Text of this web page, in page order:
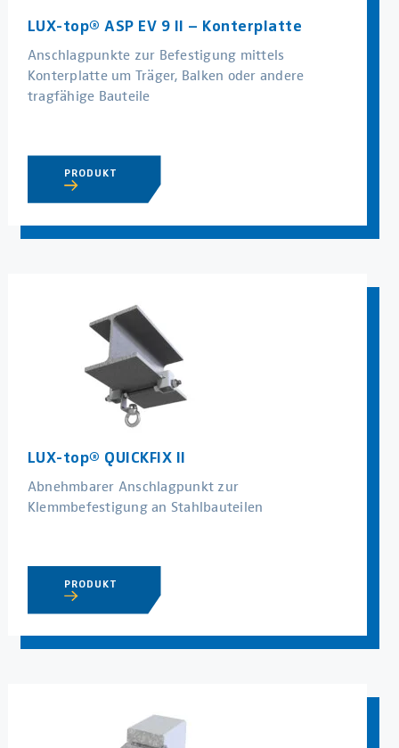
LUX-top® ASP EV 9 II – Konterplatte
Anschlagpunkte zur Befestigung mittels
Konterplatte um Träger, Balken oder andere
tragfähige Bauteile
PRODUKT
LUX-top® QUICKFIX II
Abnehmbarer Anschlagpunkt zur
Klemmbefestigung an Stahlbauteilen
PRODUKT